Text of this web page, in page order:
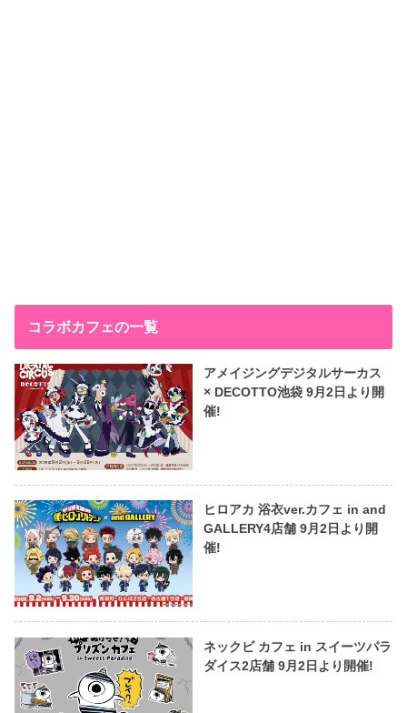
コラボカフェの一覧
アメイジングデジタルサーカス
× DECOTTO池袋 9月2日より開
催!
ヒロアカ 浴衣ver.カフェ in and
GALLERY4店舗 9月2日より開
催!
ネックビ カフェ in スイーツパラ
ダイス2店舗 9月2日より開催!